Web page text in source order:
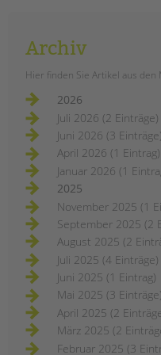
Archiv
Hier finden Sie Artikel aus den
2026
Juli 2026 (2 Einträge)
Juni 2026 (3 Einträge)
April 2026 (1 Eintrag)
Januar 2026 (1
2025
November 2025 (1
September 2025 (2
August 2025 (2
Juli 2025 (4 Einträge)
Juni 2025 (1 Eintrag)
Mai 2025 (3 Einträge)
April 2025 (2
März 2025 (2
Februar 2025 (3